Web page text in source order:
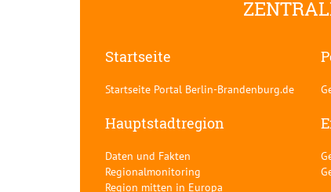
Startseite
Startseite Portal Berlin-Brandenburg.de
Hauptstadtregion
Daten und Fakten
Regionalmonitoring
Region mitten in Europa